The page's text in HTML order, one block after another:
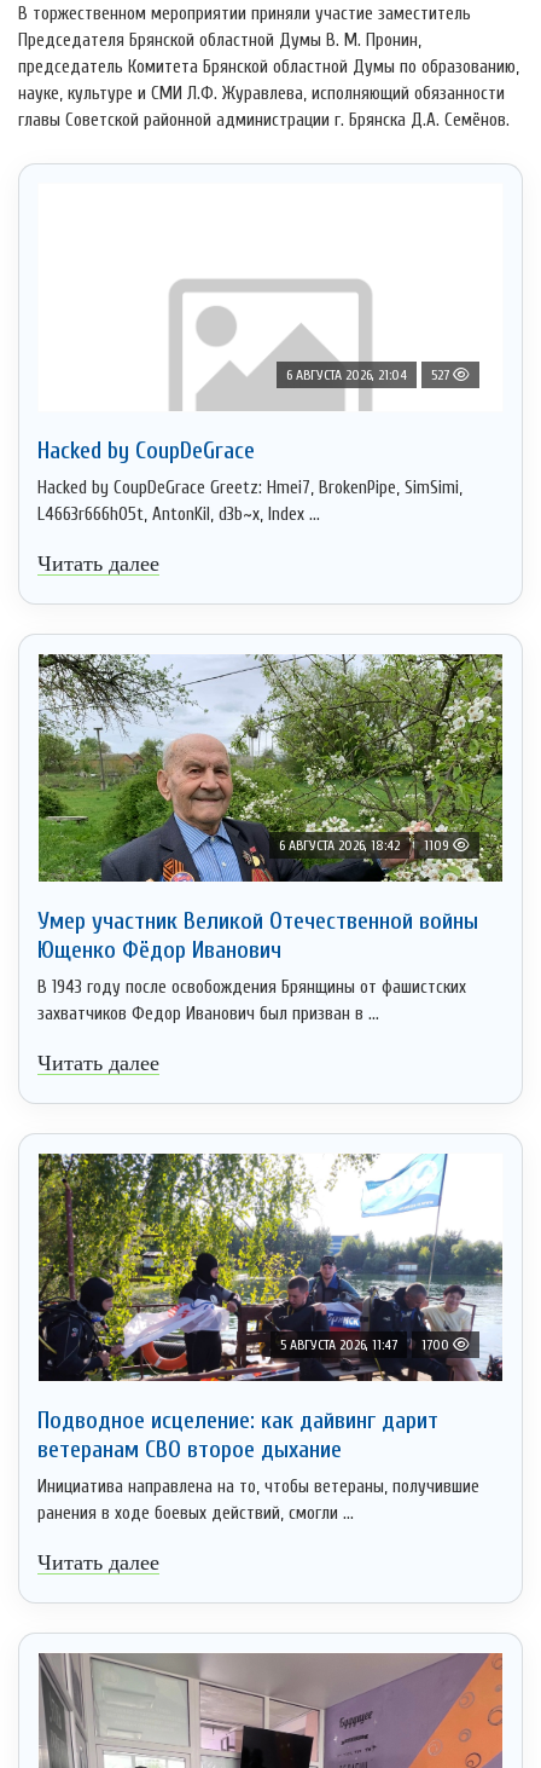
В торжественном мероприятии приняли участие заместитель
Председателя Брянской областной Думы В. М. Пронин,
председатель Комитета Брянской областной Думы по образованию,
науке, культуре и СМИ Л.Ф. Журавлева, исполняющий обязанности
главы Советской районной администрации г. Брянска Д.А. Семёнов.
6 АВГУСТА 2026, 21:04 527
Hacked by CoupDeGrace
Hacked by CoupDeGrace Greetz: Hmei7, BrokenPipe, SimSimi,
L4663r666h05t, AntonKil, d3b~x, Index ...
Читать далее
6 АВГУСТА 2026, 18:42 1109
Умер участник Великой Отечественной войны
Ющенко Фёдор Иванович
В 1943 году после освобождения Брянщины от фашистских
захватчиков Федор Иванович был призван в ...
Читать далее
5 АВГУСТА 2026, 11:47 1700
Подводное исцеление: как дайвинг дарит
ветеранам СВО второе дыхание
Инициатива направлена на то, чтобы ветераны, получившие
ранения в ходе боевых действий, смогли ...
Читать далее